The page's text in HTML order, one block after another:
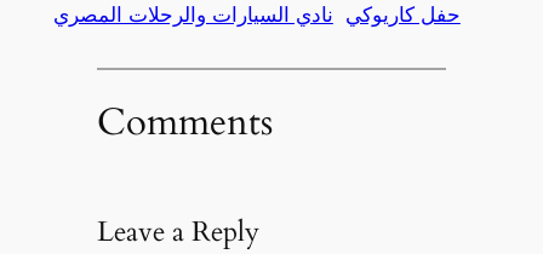
حفل كاريوكي نادي السيارات والرحلات المصري
Comments
Leave a Reply